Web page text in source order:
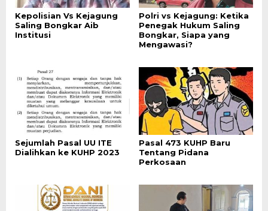
Kepolisian Vs Kejagung
Saling Bongkar Aib
Institusi
Polri vs Kejagung: Ketika
Penegak Hukum Saling
Bongkar, Siapa yang
Mengawasi?
Sejumlah Pasal UU ITE
Dialihkan ke KUHP 2023
Pasal 473 KUHP Baru
Tentang Pidana
Perkosaan